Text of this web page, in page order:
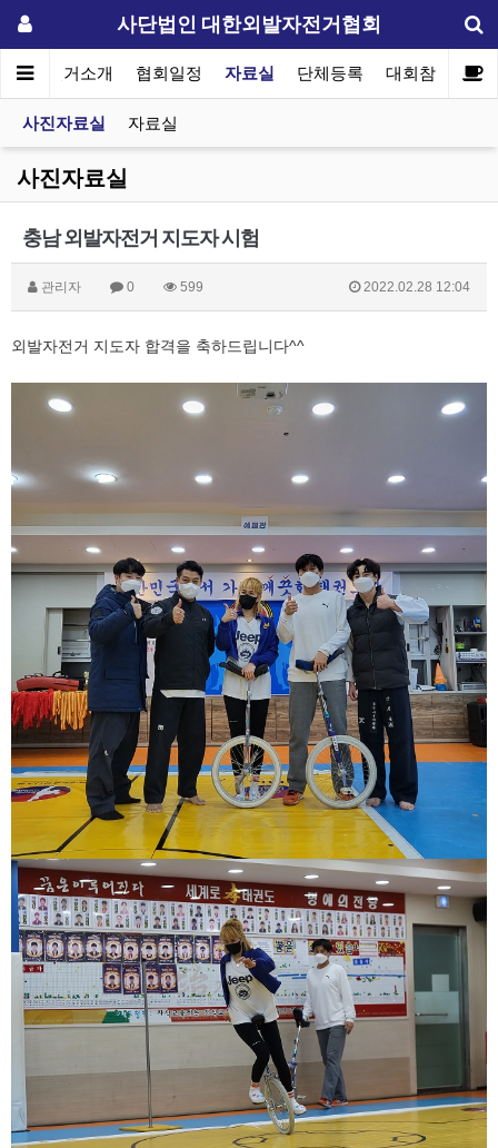
사단법인 대한외발자전거협회
발자전거소개 협회일정 자료실 단체등록 대회참가 커
사진자료실 자료실
사진자료실
충남 외발자전거 지도자 시험
관리자 0 599 2022.02.28 12:04
외발자전거 지도자 합격을 축하드립니다^^